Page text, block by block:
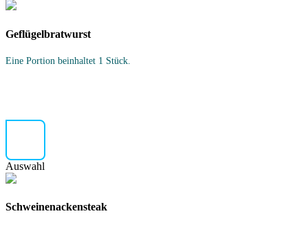
Geflügelbratwurst
Eine Portion beinhaltet 1 Stück.
Auswahl
Schweinenackensteak